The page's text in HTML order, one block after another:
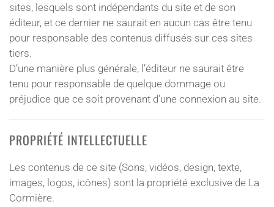
sites, lesquels sont indépendants du site et de son
éditeur, et ce dernier ne saurait en aucun cas être tenu
pour responsable des contenus diffusés sur ces sites
tiers.
D’une manière plus générale, l’éditeur ne saurait être
tenu pour responsable de quelque dommage ou
préjudice que ce soit provenant d’une connexion au site.
PROPRIÉTÉ INTELLECTUELLE
Les contenus de ce site (Sons, vidéos, design, texte,
images, logos, icônes) sont la propriété exclusive de La
Cormière.